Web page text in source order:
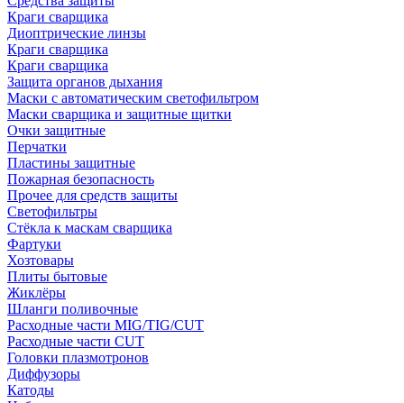
Краги сварщика
Диоптрические линзы
Краги сварщика
Краги сварщика
Защита органов дыхания
Маски с автоматическим светофильтром
Маски сварщика и защитные щитки
Очки защитные
Перчатки
Пластины защитные
Пожарная безопасность
Прочее для средств защиты
Светофильтры
Стёкла к маскам сварщика
Фартуки
Хозтовары
Плиты бытовые
Жиклёры
Шланги поливочные
Расходные части MIG/TIG/CUT
Расходные части CUT
Головки плазмотронов
Диффузоры
Катоды